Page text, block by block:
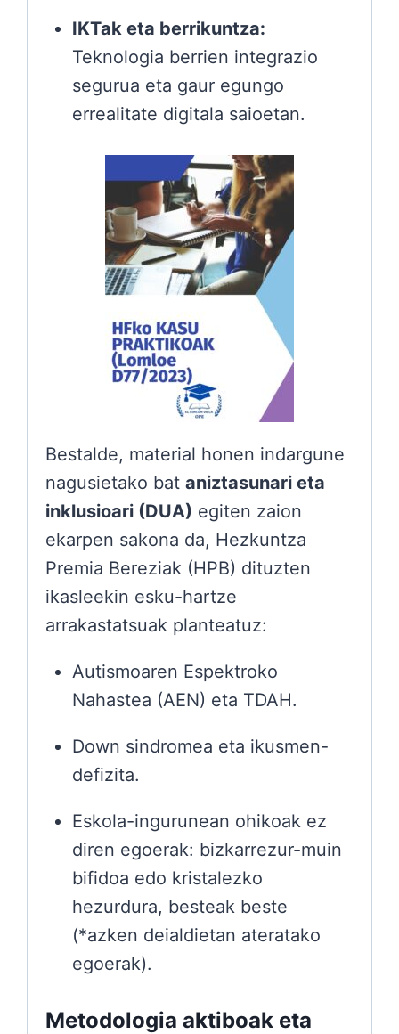
IKTak eta berrikuntza:
Teknologia berrien integrazio
segurua eta gaur egungo
errealitate digitala saioetan.
Bestalde, material honen indargune
nagusietako bat aniztasunari eta
inklusioari (DUA) egiten zaion
ekarpen sakona da, Hezkuntza
Premia Bereziak (HPB) dituzten
ikasleekin esku-hartze
arrakastatsuak planteatuz:
Autismoaren Espektroko
Nahastea (AEN) eta TDAH.
Down sindromea eta ikusmen-
defizita.
Eskola-ingurunean ohikoak ez
diren egoerak: bizkarrezur-muin
bifidoa edo kristalezko
hezurdura, besteak beste
(*azken deialdietan ateratako
egoerak).
Metodologia aktiboak eta